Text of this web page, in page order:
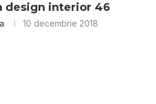
design interior 46
10 decembrie 2018